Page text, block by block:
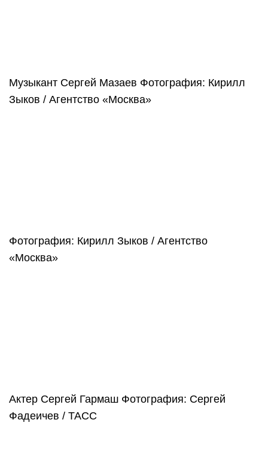
Музыкант Сергей Мазаев Фотография: Кирилл
Зыков / Агентство «Москва»
Фотография: Кирилл Зыков / Агентство
«Москва»
Актер Сергей Гармаш Фотография: Сергей
Фадеичев / ТАСС